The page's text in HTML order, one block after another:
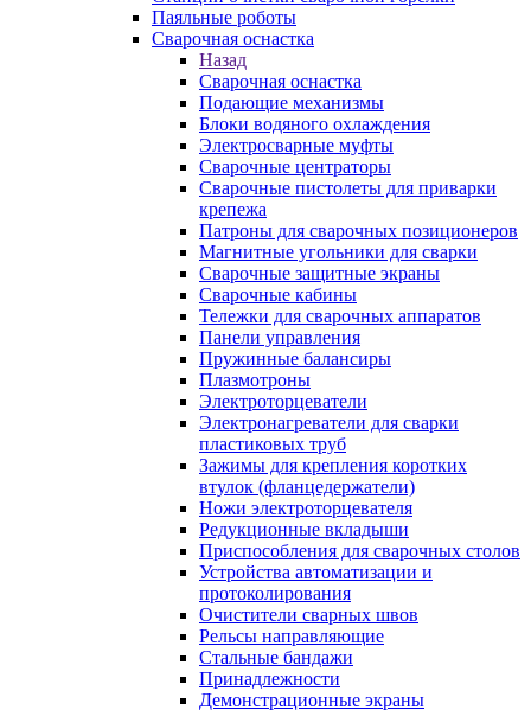
Паяльные роботы
Сварочная оснастка
Назад
Сварочная оснастка
Подающие механизмы
Блоки водяного охлаждения
Электросварные муфты
Сварочные центраторы
Сварочные пистолеты для приварки
крепежа
Патроны для сварочных позиционеров
Магнитные угольники для сварки
Сварочные защитные экраны
Сварочные кабины
Тележки для сварочных аппаратов
Панели управления
Пружинные балансиры
Плазмотроны
Электроторцеватели
Электронагреватели для сварки
пластиковых труб
Зажимы для крепления коротких
втулок (фланцедержатели)
Ножи электроторцевателя
Редукционные вкладыши
Приспособления для сварочных столов
Устройства автоматизации и
протоколирования
Очистители сварных швов
Рельсы направляющие
Стальные бандажи
Принадлежности
Демонстрационные экраны